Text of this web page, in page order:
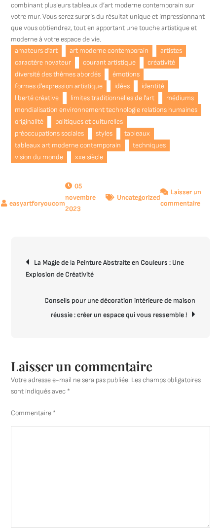
combinant plusieurs tableaux d’art moderne contemporain sur
votre mur. Vous serez surpris du résultat unique et impressionnant
que vous obtiendrez, tout en apportant une touche artistique et
moderne à votre espace de vie.
amateurs d'art
art moderne contemporain
artistes
caractère novateur
courant artistique
créativité
diversité des thèmes abordés
émotions
formes d'expression artistique
idées
identité
liberté créative
limites traditionnelles de l'art
médiums
mondialisation environnement technologie relations humaines
originalité
politiques et culturelles
préoccupations sociales
styles
tableaux
tableaux art moderne contemporain
techniques
vision du monde
xxe siècle
05
novembre
2023
Uncategorized
Laisser un
commentairesur
de
l’article
La Magie de la Peinture Abstraite en Couleurs : Une
Explosion de Créativité
Conseils pour une décoration intérieure de maison
réussie : créer un espace qui vous ressemble !
Laisser un commentaire
Votre adresse e-mail ne sera pas publiée. Les champs obligatoires
sont indiqués avec *
Commentaire *